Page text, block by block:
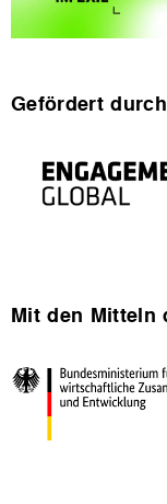
Gefördert durch
Mit den Mitteln